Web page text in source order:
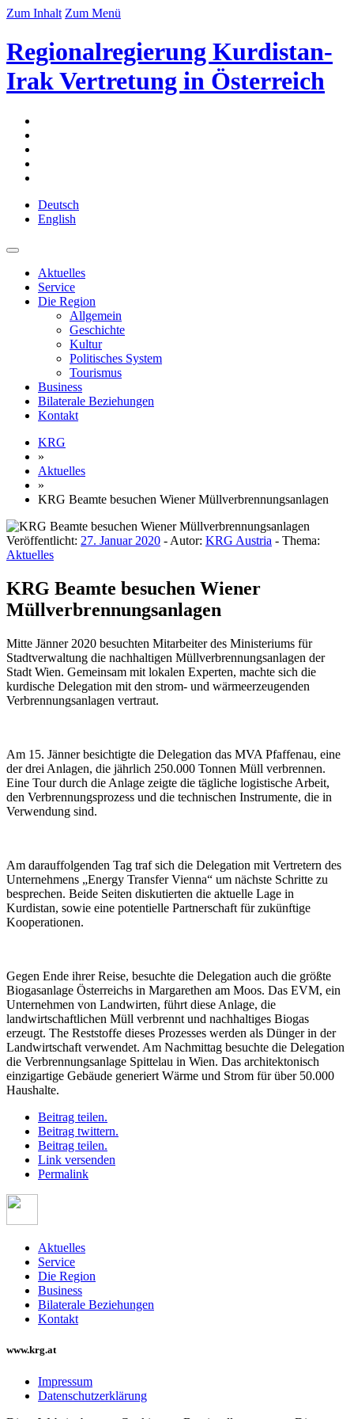
Zum Inhalt Zum Menü
Regionalregierung Kurdistan-
Irak Vertretung in Österreich
Deutsch
English
Aktuelles
Service
Die Region
Allgemein
Geschichte
Kultur
Politisches System
Tourismus
Business
Bilaterale Beziehungen
Kontakt
KRG
»
Aktuelles
»
KRG Beamte besuchen Wiener Müllverbrennungsanlagen
Veröffentlicht: 27. Januar 2020 - Autor: KRG Austria - Thema:
Aktuelles
KRG Beamte besuchen Wiener
Müllverbrennungsanlagen
Mitte Jänner 2020 besuchten Mitarbeiter des Ministeriums für
Stadtverwaltung die nachhaltigen Müllverbrennungsanlagen der
Stadt Wien. Gemeinsam mit lokalen Experten, machte sich die
kurdische Delegation mit den strom- und wärmeerzeugenden
Verbrennungsanlagen vertraut.
Am 15. Jänner besichtigte die Delegation das MVA Pfaffenau, eine
der drei Anlagen, die jährlich 250.000 Tonnen Müll verbrennen.
Eine Tour durch die Anlage zeigte die tägliche logistische Arbeit,
den Verbrennungsprozess und die technischen Instrumente, die in
Verwendung sind.
Am darauffolgenden Tag traf sich die Delegation mit Vertretern des
Unternehmens „Energy Transfer Vienna“ um nächste Schritte zu
besprechen. Beide Seiten diskutierten die aktuelle Lage in
Kurdistan, sowie eine potentielle Partnerschaft für zukünftige
Kooperationen.
Gegen Ende ihrer Reise, besuchte die Delegation auch die größte
Biogasanlage Österreichs in Margarethen am Moos. Das EVM, ein
Unternehmen von Landwirten, führt diese Anlage, die
landwirtschaftlichen Müll verbrennt und nachhaltiges Biogas
erzeugt. The Reststoffe dieses Prozesses werden als Dünger in der
Landwirtschaft verwendet. Am Nachmittag besuchte die Delegation
die Verbrennungsanlage Spittelau in Wien. Das architektonisch
einzigartige Gebäude generiert Wärme und Strom für über 50.000
Haushalte.
Beitrag teilen.
Beitrag twittern.
Beitrag teilen.
Link versenden
Permalink
Aktuelles
Service
Die Region
Business
Bilaterale Beziehungen
Kontakt
www.krg.at
Impressum
Datenschutzerklärung